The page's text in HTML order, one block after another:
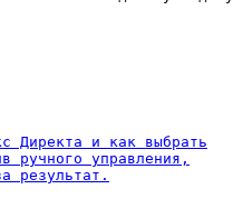
Директа и как выбрать
ручного управления,
результат.